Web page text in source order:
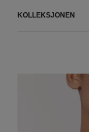
KOLLEKSJONEN